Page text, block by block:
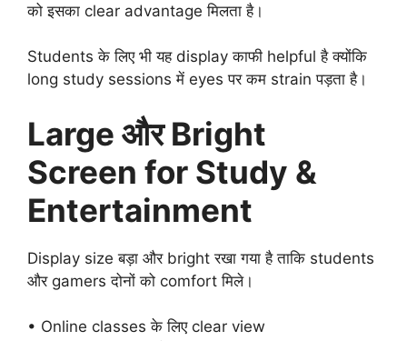
को इसका clear advantage मिलता है।
Students के लिए भी यह display काफी helpful है क्योंकि
long study sessions में eyes पर कम strain पड़ता है।
Large और Bright
Screen for Study &
Entertainment
Display size बड़ा और bright रखा गया है ताकि students
और gamers दोनों को comfort मिले।
• Online classes के लिए clear view